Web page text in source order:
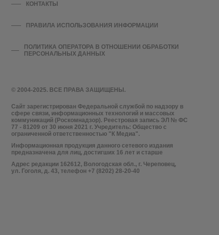
© 2004-2025. ВСЕ ПРАВА ЗАЩИЩЕНЫ.
Сайт зарегистрирован Федеральной службой по надзору в
сфере связи, информационных технологий и массовых
коммуникаций (Роскомнадзор). Реестровая запись ЭЛ № ФС
77 - 81209 от 30 июня 2021 г. Учредитель: Общество с
ограниченной ответственностью "К Медиа".
Информационная продукция данного сетевого издания
предназначена для лиц, достигших 16 лет и старше
Адрес редакции 162612, Вологодская обл., г. Череповец,
ул. Гоголя, д. 43, телефон +7 (8202) 28-20-40
КОНТАКТЫ
ПРАВИЛА ИСПОЛЬЗОВАНИЯ ИНФОРМАЦИИ
ПОЛИТИКА ОПЕРАТОРА В ОТНОШЕНИИ ОБРАБОТКИ
ПЕРСОНАЛЬНЫХ ДАННЫХ